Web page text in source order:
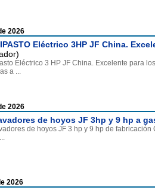
2026
Eléctrico 3HP JF China.
Eléctrico 3 HP JF China. Excelente para
a ...
2026
de hoyos JF 3hp y 9 hp a
de hoyos JF 3 hp y 9 hp de
2026